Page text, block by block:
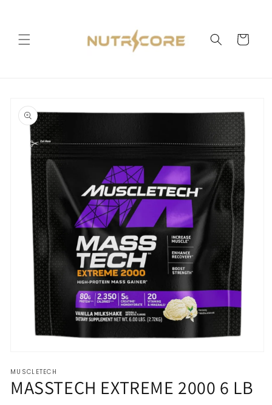
Carrito
información
del producto
multimedia
1
en
MUSCLETECH
MASSTECH EXTREME 2000 6 LB